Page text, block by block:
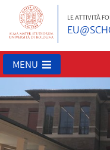
LE ATTIVITÀ
MENU